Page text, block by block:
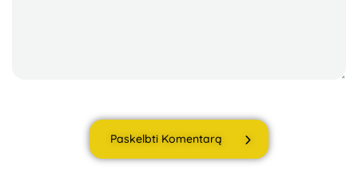
Paskelbti Komentarą